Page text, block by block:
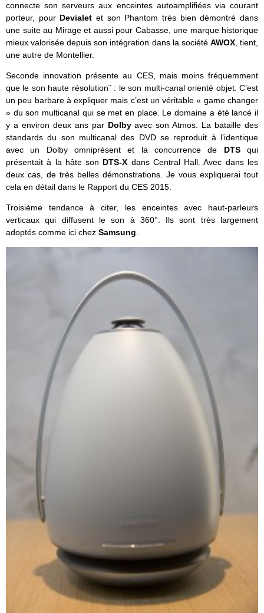
connecte son serveurs aux enceintes autoamplifiées via courant
porteur, pour Devialet et son Phantom très bien démontré dans
une suite au Mirage et aussi pour Cabasse, une marque historique
mieux valorisée depuis son intégration dans la société AWOX, tient,
une autre de Montellier.
Seconde innovation présente au CES, mais moins fréquemment
que le son haute résolution¨ : le son multi-canal orienté objet. C’est
un peu barbare à expliquer mais c’est un véritable « game changer
» du son multicanal qui se met en place. Le domaine a été lancé il
y a environ deux ans par Dolbyavec son Atmos. La bataille des
standards du son multicanal des DVD se reproduit à l’identique
avec un Dolby omniprésent et la concurrence de DTSqui
présentait à la hâte son DTS-X dans Central Hall. Avec dans les
deux cas, de très belles démonstrations. Je vous expliquerai tout
cela en détail dans le Rapport du CES 2015.
Troisième tendance à citer, les enceintes avec haut-parleurs
verticaux qui diffusent le son à 360°. Ils sont très largement
adoptés comme ici chez Samsung.